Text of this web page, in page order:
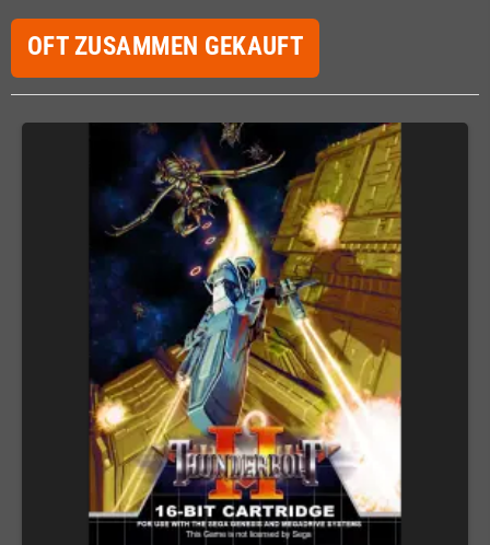
OFT ZUSAMMEN GEKAUFT